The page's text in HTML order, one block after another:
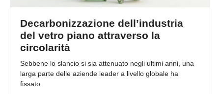
Decarbonizzazione dell’industria
del vetro piano attraverso la
circolarità
Sebbene lo slancio si sia attenuato negli ultimi anni, una
larga parte delle aziende leader a livello globale ha
fissato